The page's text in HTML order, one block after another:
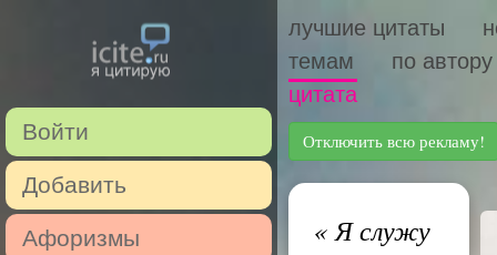
Войти
Добавить
Афоризмы
лучшие цитаты
темам
по автору
цитата
Отключить всю рекламу!
«Я служу